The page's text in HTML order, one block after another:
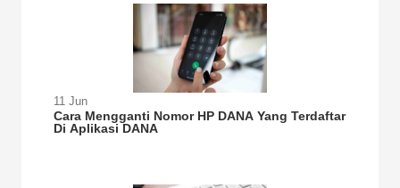
11 Jun
Cara Mengganti Nomor HP DANA Yang Terdaftar
Di Aplikasi DANA